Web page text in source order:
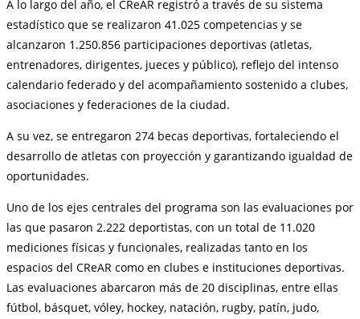
A lo largo del año, el CReAR registró a través de su sistema
estadístico que se realizaron 41.025 competencias y se
alcanzaron 1.250.856 participaciones deportivas (atletas,
entrenadores, dirigentes, jueces y público), reflejo del intenso
calendario federado y del acompañamiento sostenido a clubes,
asociaciones y federaciones de la ciudad.
A su vez, se entregaron 274 becas deportivas, fortaleciendo el
desarrollo de atletas con proyección y garantizando igualdad de
oportunidades.
Uno de los ejes centrales del programa son las evaluaciones por
las que pasaron 2.222 deportistas, con un total de 11.020
mediciones físicas y funcionales, realizadas tanto en los
espacios del CReAR como en clubes e instituciones deportivas.
Las evaluaciones abarcaron más de 20 disciplinas, entre ellas
fútbol, básquet, vóley, hockey, natación, rugby, patín, judo,